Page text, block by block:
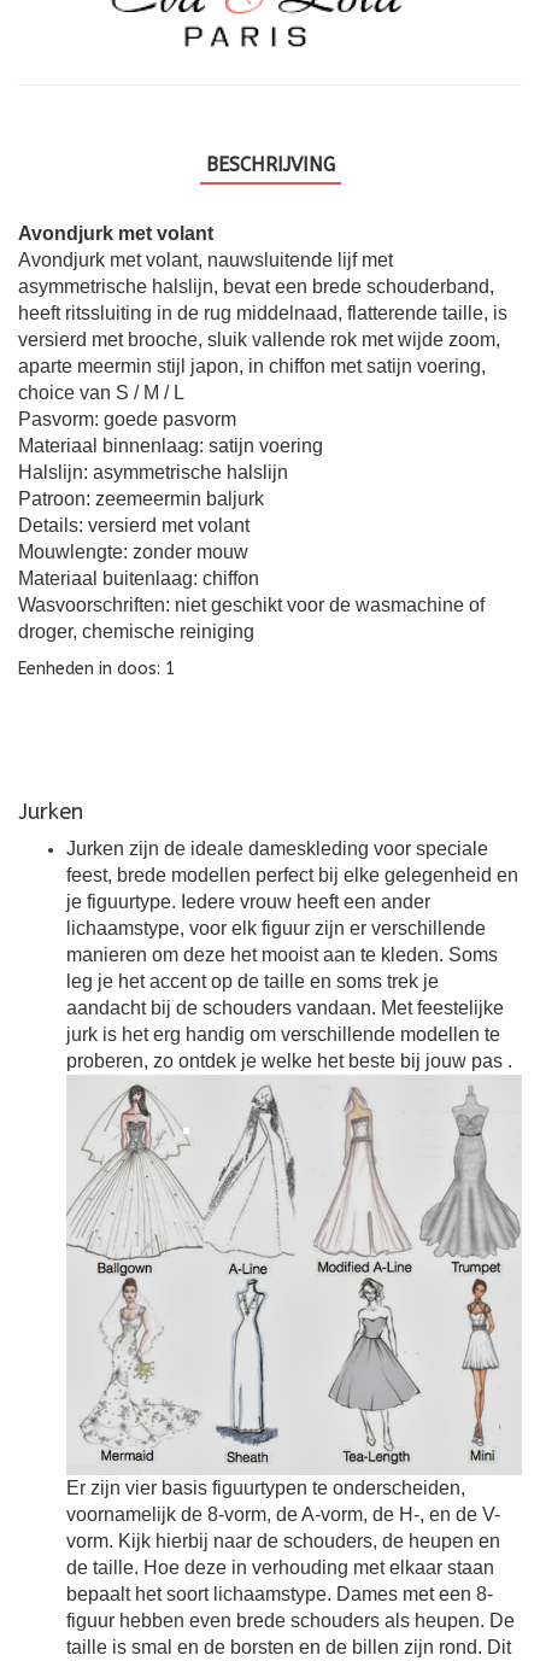
BESCHRIJVING
Avondjurk met volant
Avondjurk met volant, nauwsluitende lijf met
asymmetrische halslijn, bevat een brede schouderband,
heeft ritssluiting in de rug middelnaad, flatterende taille, is
versierd met brooche, sluik vallende rok met wijde zoom,
aparte meermin stijl japon, in chiffon met satijn voering,
choice van S / M / L
Pasvorm: goede pasvorm
Materiaal binnenlaag: satijn voering
Halslijn: asymmetrische halslijn
Patroon: zeemeermin baljurk
Details: versierd met volant
Mouwlengte: zonder mouw
Materiaal buitenlaag: chiffon
Wasvoorschriften: niet geschikt voor de wasmachine of
droger, chemische reiniging
Eenheden in doos: 1
Jurken
Jurken zijn de ideale dameskleding voor speciale
feest, brede modellen perfect bij elke gelegenheid en
je figuurtype. Iedere vrouw heeft een ander
lichaamstype, voor elk figuur zijn er verschillende
manieren om deze het mooist aan te kleden. Soms
leg je het accent op de taille en soms trek je
aandacht bij de schouders vandaan. Met feestelijke
jurk is het erg handig om verschillende modellen te
proberen, zo ontdek je welke het beste bij jouw pas .
Er zijn vier basis figuurtypen te onderscheiden,
voornamelijk de 8-vorm, de A-vorm, de H-, en de V-
vorm. Kijk hierbij naar de schouders, de heupen en
de taille. Hoe deze in verhouding met elkaar staan
bepaalt het soort lichaamstype. Dames met een 8-
figuur hebben even brede schouders als heupen. De
taille is smal en de borsten en de billen zijn rond. Dit